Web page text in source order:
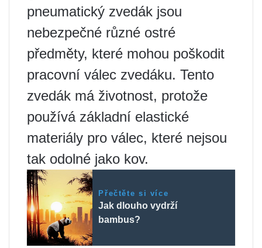
pneumatický zvedák jsou
nebezpečné různé ostré
předměty, které mohou poškodit
pracovní válec zvedáku. Tento
zvedák má životnost, protože
používá základní elastické
materiály pro válec, které nejsou
tak odolné jako kov.
Přečtěte si více
Jak dlouho vydrží
bambus?